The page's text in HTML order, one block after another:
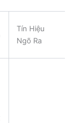
Tín Hiệu
Ngõ Ra